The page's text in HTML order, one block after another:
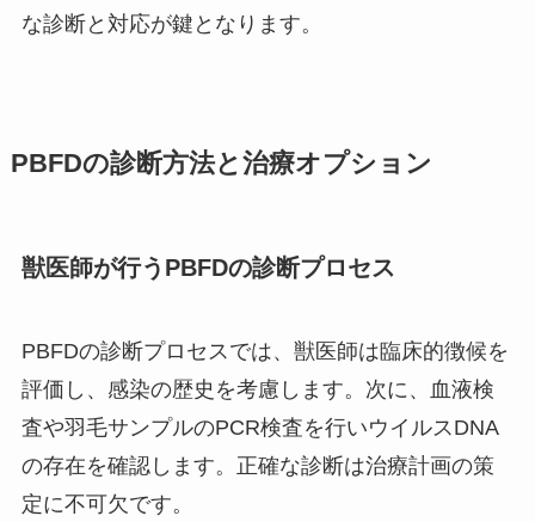
な診断と対応が鍵となります。
PBFDの診断方法と治療オプション
獣医師が行うPBFDの診断プロセス
PBFDの診断プロセスでは、獣医師は臨床的徴候を
評価し、感染の歴史を考慮します。次に、血液検
査や羽毛サンプルのPCR検査を行いウイルスDNA
の存在を確認します。正確な診断は治療計画の策
定に不可欠です。